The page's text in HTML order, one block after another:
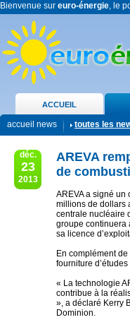
Bienvenue sur euro-énergie, le
ACCUEIL
accueil news toutes les
déc.
23
2013
AREVA
de
AREVA a signé un
millions de dollars
centrale nucléaire
groupe continuera
sa licence
En complément
fourniture
« La technologie
contribue à la
», a déclaré Kerry
Dominion.